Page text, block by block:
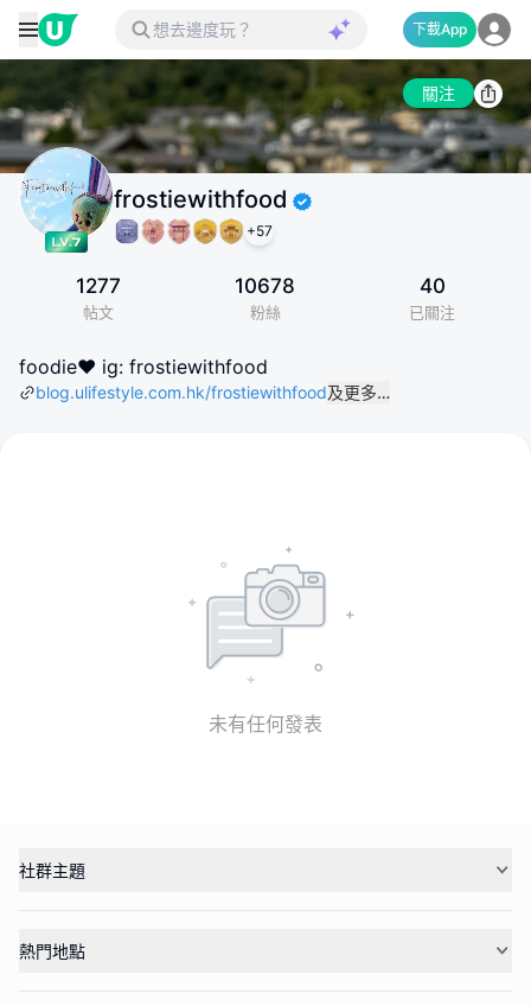
下載App
關注
frostiewithfood
+57
1277
帖文
10678
粉絲
40
已關注
foodie❤️ ig: frostiewithfood
blog.ulifestyle.com.hk/frostiewithfood及更多…
未有任何發表
社群主題
熱門地點